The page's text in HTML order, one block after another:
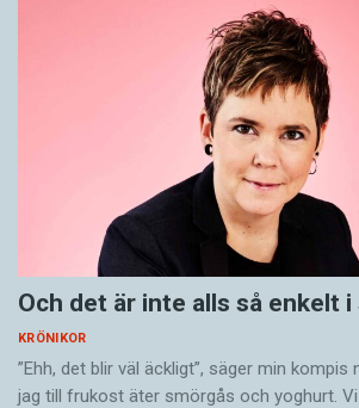
Och det är inte alls så enkelt i
KRÖNIKOR
”Ehh, det blir väl äckligt”, säger min
jag till frukost äter smörgås och yoghurt.